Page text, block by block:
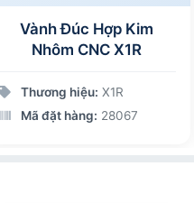
Vành Đúc Hợp Kim
Nhôm CNC X1R
Thương hiệu: X1R
Mã đặt hàng: 28067